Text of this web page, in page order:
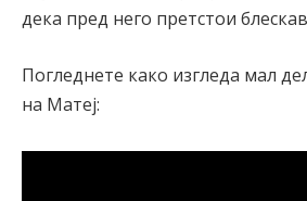
дека пред него претстои
Погледнете како изгледа мал
на Матеј: